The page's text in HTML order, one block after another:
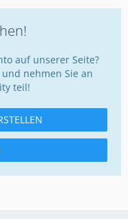
auf unserer Seite?
nehmen Sie an
teil!